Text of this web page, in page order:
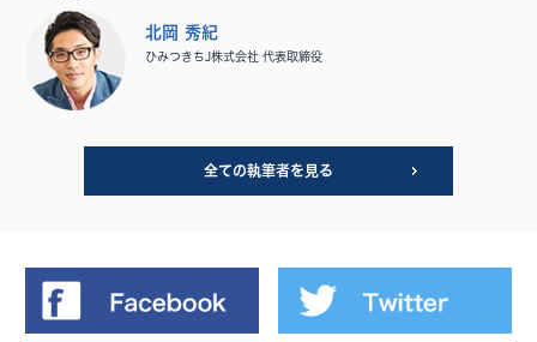
北岡 秀紀
ひみつきちJ株式会社 代表取締役
全ての執筆者を見る